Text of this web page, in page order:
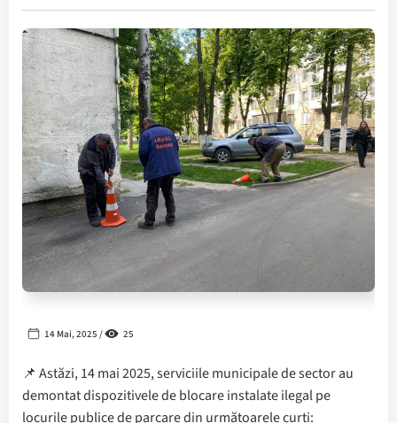
14 Mai, 2025 / 25
📌 Astăzi, 14 mai 2025, serviciile municipale de sector au
demontat dispozitivele de blocare instalate ilegal pe
locurile publice de parcare din următoarele curți: